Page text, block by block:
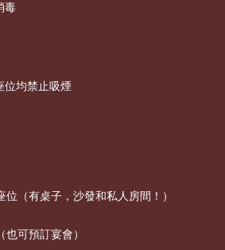
毒
位均禁止吸煙
位（有桌子，沙發和私人房間！）
也可預訂宴會）